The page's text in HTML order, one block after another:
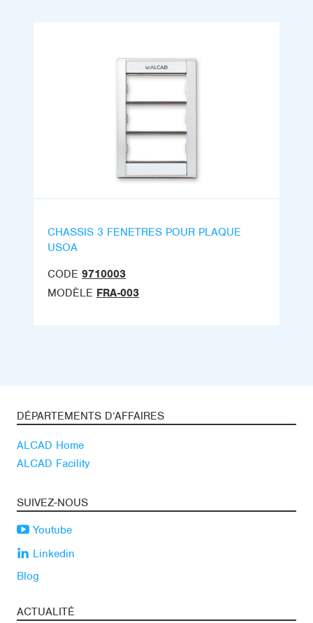
CHASSIS 3 FENETRES POUR PLAQUE
USOA
CODE 9710003
MODÈLE FRA-003
DÉPARTEMENTS D’AFFAIRES
ALCAD Home
ALCAD Facility
SUIVEZ-NOUS
Youtube
Linkedin
Blog
ACTUALITÉ